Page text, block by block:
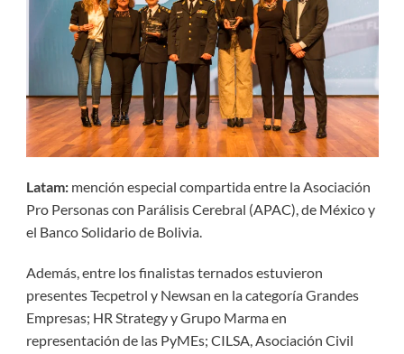
Latam:mención especial compartida entre la Asociación
Pro Personas con Parálisis Cerebral (APAC), de México y
el Banco Solidario de Bolivia.
Además, entre los finalistas ternados estuvieron
presentes Tecpetrol y Newsan en la categoría Grandes
Empresas; HR Strategy y Grupo Marma en
representación de las PyMEs; CILSA, Asociación Civil